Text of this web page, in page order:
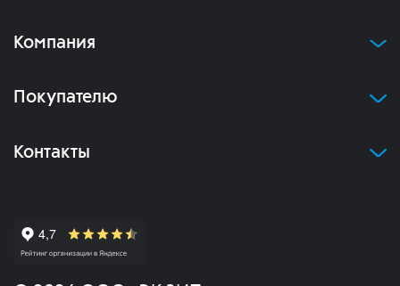
Компания
Покупателю
Контакты